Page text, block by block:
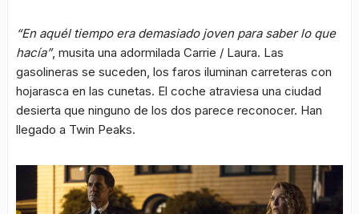
“En aquél tiempo era demasiado joven para saber lo que
hacía”, musita una adormilada Carrie / Laura. Las
gasolineras se suceden, los faros iluminan carreteras con
hojarasca en las cunetas. El coche atraviesa una ciudad
desierta que ninguno de los dos parece reconocer. Han
llegado a Twin Peaks.